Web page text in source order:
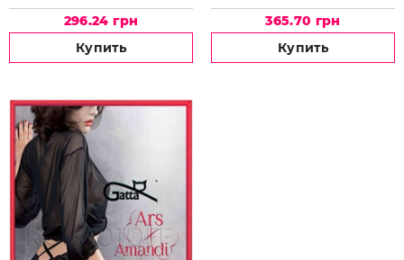
296.24 грн
Купить
365.70 грн
Купить